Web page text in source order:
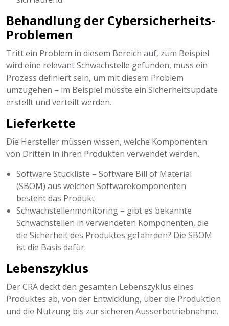
Behandlung der Cybersicherheits-
Problemen
Tritt ein Problem in diesem Bereich auf, zum Beispiel
wird eine relevant Schwachstelle gefunden, muss ein
Prozess definiert sein, um mit diesem Problem
umzugehen – im Beispiel müsste ein Sicherheitsupdate
erstellt und verteilt werden.
Lieferkette
Die Hersteller müssen wissen, welche Komponenten
von Dritten in ihren Produkten verwendet werden.
Software Stückliste – Software Bill of Material
(SBOM) aus welchen Softwarekomponenten
besteht das Produkt
Schwachstellenmonitoring – gibt es bekannte
Schwachstellen in verwendeten Komponenten, die
die Sicherheit des Produktes gefährden? Die SBOM
ist die Basis dafür.
Lebenszyklus
Der CRA deckt den gesamten Lebenszyklus eines
Produktes ab, von der Entwicklung, über die Produktion
und die Nutzung bis zur sicheren Ausserbetriebnahme.